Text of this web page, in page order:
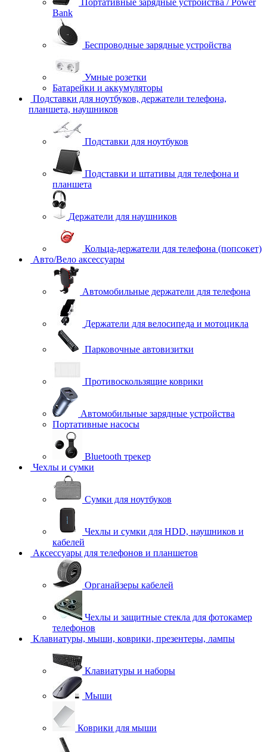
Портативные зарядные устройства / Power
Bank
Беспроводные зарядные устройства
Умные розетки
Батарейки и аккумуляторы
Подставки для ноутбуков, держатели телефона,
планшета, наушников
Подставки для ноутбуков
Подставки и штативы для телефона и
планшета
Держатели для наушников
Кольца-держатели для телефона (попсокет)
Авто/Вело аксессуары
Автомобильные держатели для телефона
Держатели для велосипеда и мотоцикла
Парковочные автовизитки
Противоскользящие коврики
Автомобильные зарядные устройства
Портативные насосы
Bluetooth трекер
Чехлы и сумки
Сумки для ноутбуков
Чехлы и сумки для HDD, наушников и
кабелей
Аксессуары для телефонов и планшетов
Органайзеры кабелей
Чехлы и защитные стекла для фотокамер
телефонов
Клавиатуры, мыши, коврики, презентеры, лампы
Клавиатуры и наборы
Мыши
Коврики для мыши